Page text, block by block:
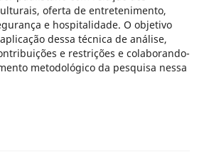
oferta de entretenimento,
e hospitalidade. O objetivo
dessa técnica de análise,
e restrições e colaborando-
metodológico da pesquisa nessa